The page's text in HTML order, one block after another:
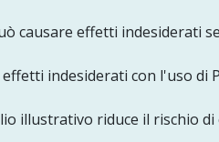
causare effetti indesiderati
indesiderati con l'uso di
illustrativo riduce il rischio